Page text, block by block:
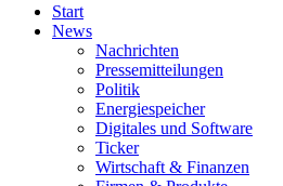
Start
News
Nachrichten
Pressemitteilungen
Politik
Energiespeicher
Digitales und Software
Ticker
Wirtschaft & Finanzen